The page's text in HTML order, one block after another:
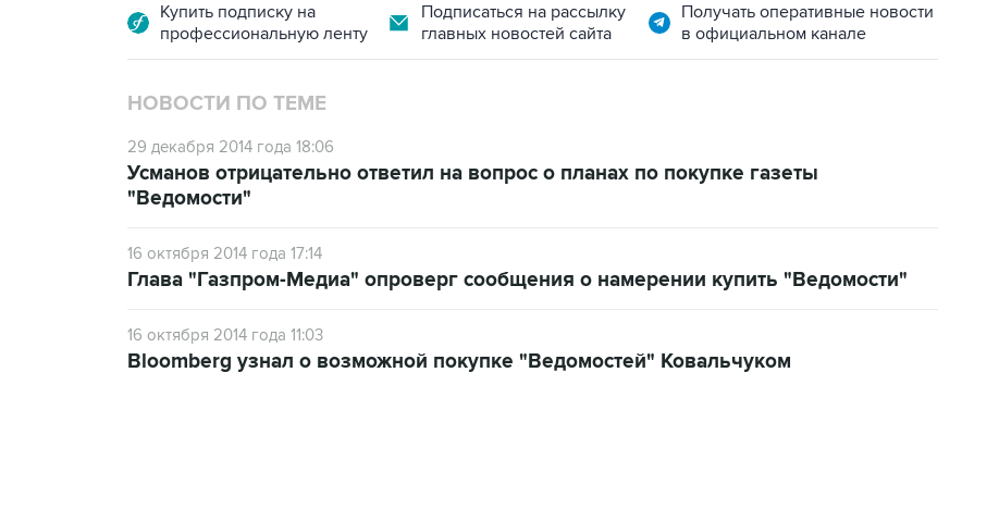
Купить подписку на
профессиональную ленту
Подписаться на рассылку
главных новостей сайта
Получать оперативные новости
в официальном канале
НОВОСТИ ПО ТЕМЕ
29 декабря 2014 года 18:06
Усманов отрицательно ответил на вопрос о планах по покупке газеты
"Ведомости"
16 октября 2014 года 17:14
Глава "Газпром-Медиа" опроверг сообщения о намерении купить "Ведомости"
16 октября 2014 года 11:03
Bloomberg узнал о возможной покупке "Ведомостей" Ковальчуком